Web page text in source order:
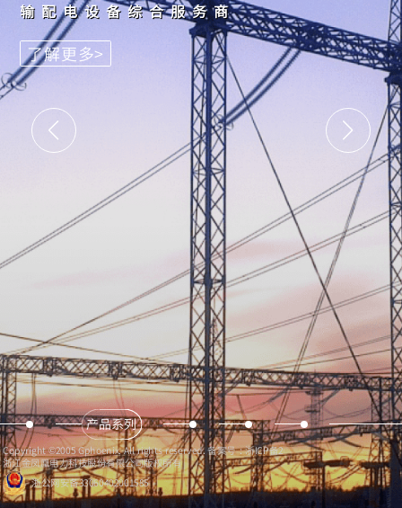
产品系列
Copyright ©2005 Gphoenix. All rights reserved. 备案号：浙ICP备2022030963号-1
浙江金凤凰电力科技股份有限公司版权所有
浙公网安备33060402001585
输配电设备综合服务商
了解更多>